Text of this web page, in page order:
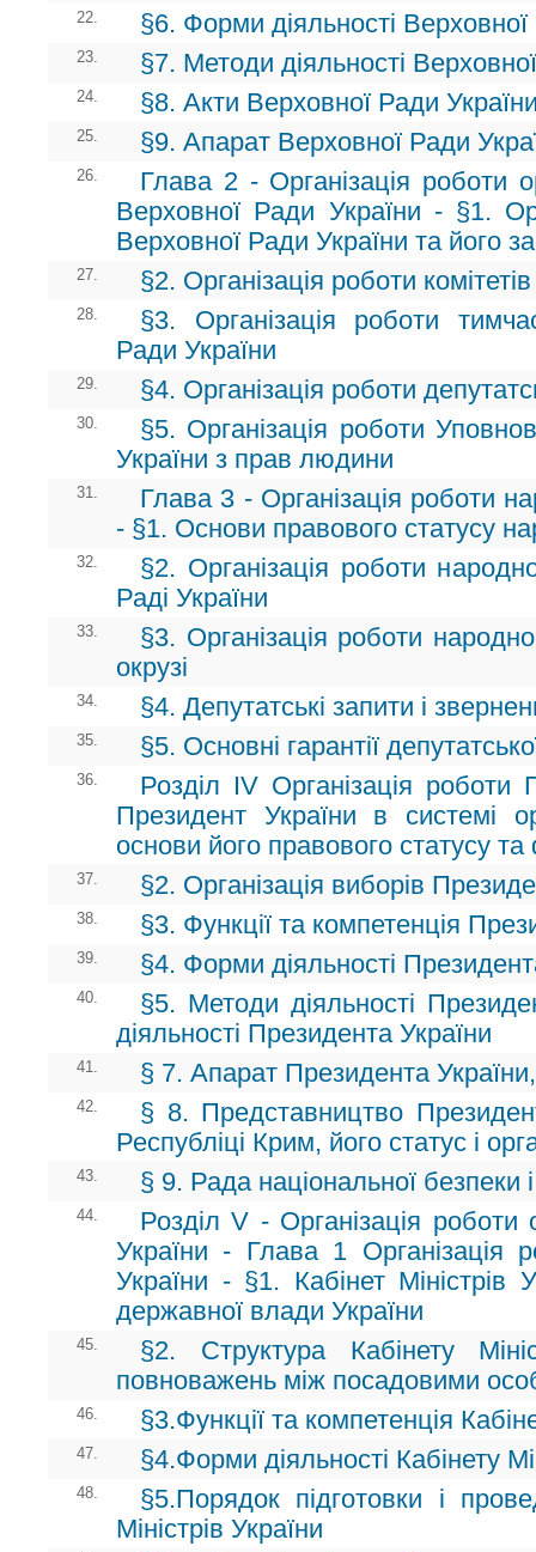
22. §6. Форми діяльності
23. §7. Методи діяльності
24. §8. Акти Верховної Ради
25. §9. Апарат Верховної Ради
26.
Глава 2 - Організація роботи
Верховної Ради України - §1.
Верховної Ради України та його
27. §2. Організація роботи
28.
§3. Організація роботи
Ради України
29. §4. Організація роботи
30.
§5. Організація роботи
України з прав людини
31.
Глава 3 - Організація роботи
- §1. Основи правового статусу
32.
§2. Організація роботи
Раді України
33.
§3. Організація роботи
окрузі
34. §4. Депутатські запити і
35. §5. Основні гарантії
36.
Розділ ІV Організація
Президент України в системі
основи його правового статусу
37. §2. Організація виборів
38. §3. Функції та компетенція
39. §4. Форми діяльності
40.
§5. Методи діяльності
діяльності Президента України
41. § 7. Апарат Президента України,
42.
§ 8. Представництво
Республіці Крим, його статус і
43. § 9. Рада національної безпеки
44.
Розділ V - Організація роботи
України - Глава 1 Організація
України - §1. Кабінет Міністрів
державної влади України
45.
§2. Структура Кабінету
повноважень між посадовими
46. §3.Функції та компетенція
47. §4.Форми діяльності Кабінету
48.
§5.Порядок підготовки і
Міністрів України